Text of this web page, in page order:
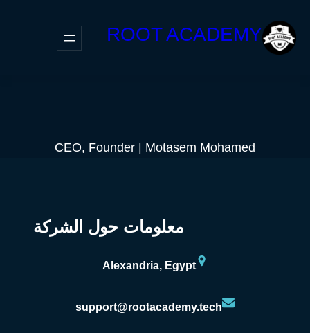
ROOT ACADEMY
CEO, Founder | Motasem Mohamed
معلومات حول الشركة
Alexandria, Egypt
support@rootacademy.tech